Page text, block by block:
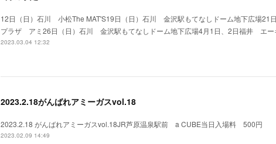
12日（日）石川 小松The MAT'S19日（日）石川 金沢駅もてなしドーム地下広場21
プラザ アミ26日（日）石川 金沢駅もてなしドーム地下広場4月1日、2日福井 エー
2023.03.04 12:32
2023.2.18がんばれアミーガスvol.18
2023.2.18 がんばれアミーガスvol.18JR芦原温泉駅前 a CUBE当日入場料 500円
2023.02.09 14:49